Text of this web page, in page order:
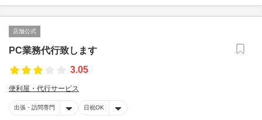
店舗公式
PC業務代行致します
3.05
便利屋・代行サービス
出張・訪問専門 日祝OK